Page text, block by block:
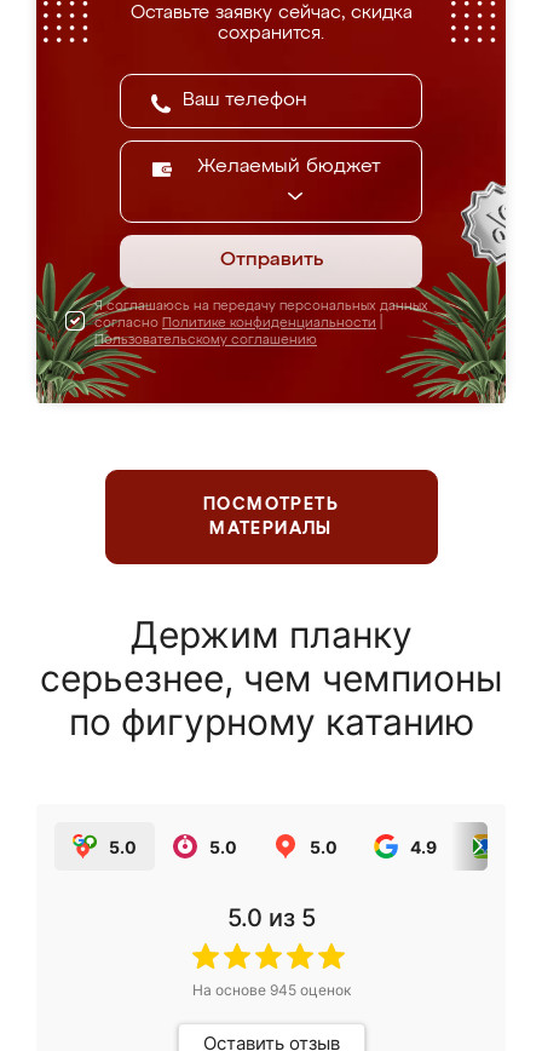
Оставьте заявку сейчас, скидка
сохранится.
Желаемый бюджет
Отправить
Я соглашаюсь на передачу персональных данных
согласно Политике конфиденциальности
Пользовательскому соглашению
ПОСМОТРЕТЬ
МАТЕРИАЛЫ
Держим планку
серьезнее, чем чемпионы
по фигурному катанию
5.0 5.0 5.0 4.9
5.0 из 5
На основе 945оценок
Оставить отзыв